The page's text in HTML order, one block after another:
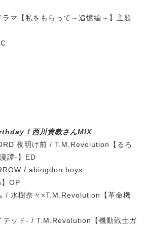
マ【私をもらって～追憶編～】主題
！西川貴教さんMIX
夜明け前 / T.M.Revolution【るろ
譚-】ED
/ abingdon boys
OP
/ 水樹奈々×T.M.Revolution【革命機
ッド- / T.M.Revolution【機動戦士ガ